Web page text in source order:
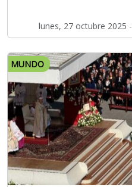
lunes, 27 octubre 2025 -
MUNDO